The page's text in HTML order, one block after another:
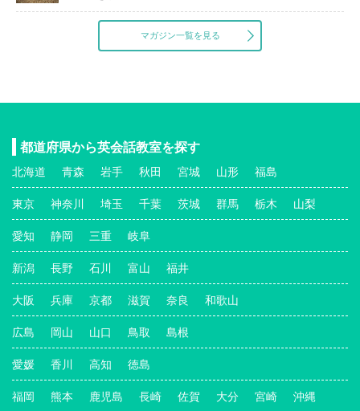
マガジン一覧を見る
都道府県から英会話教室を探す
北海道 青森 岩手 秋田 宮城 山形 福島
東京 神奈川 埼玉 千葉 茨城 群馬 栃木 山梨
愛知 静岡 三重 岐阜
新潟 長野 石川 富山 福井
大阪 兵庫 京都 滋賀 奈良 和歌山
広島 岡山 山口 鳥取 島根
愛媛 香川 高知 徳島
福岡 熊本 鹿児島 長崎 佐賀 大分 宮崎 沖縄